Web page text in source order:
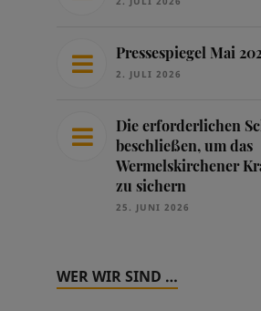
Pressespiegel Mai
2. JULI 2026
Die erforderlichen
beschließen, um das
Wermelskirchener
zu sichern
25. JUNI 2026
WER WIR SIND …